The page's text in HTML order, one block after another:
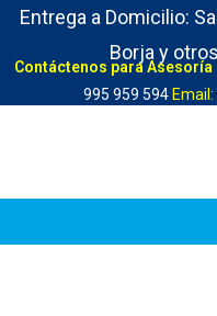
Entrega a Domicilio:
Borja y
Contáctenos para Asesoría
995 959 594 Email: